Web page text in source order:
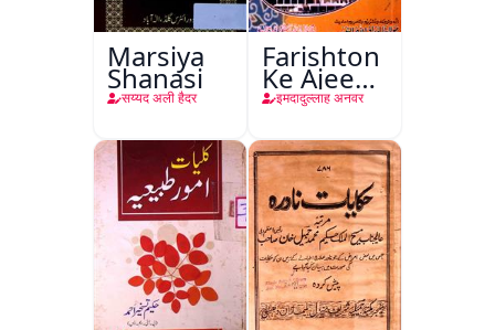
Marsiya
Shanasi
सय्यद अली हैदर
Farishton
Ke Ajeeb
Halat
इमदादुल्लाह अनवर